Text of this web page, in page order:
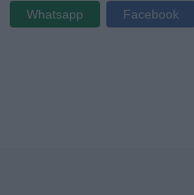
Whatsapp Facebook